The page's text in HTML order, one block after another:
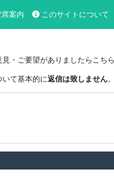
席案内 このサイトについて
・ご要望がありましたらこち
て基本的に返信は致しません。